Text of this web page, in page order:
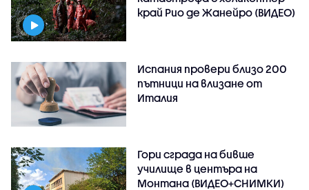
край Рио де Жанейро (ВИДЕО)
Испания провери близо 200
пътници на влизане от
Италия
Гори сграда на бивше
училище в центъра на
Монтана (ВИДЕО+СНИМКИ)